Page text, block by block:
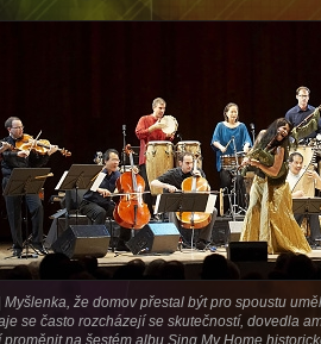
Myšlenka, že domov přestal být pro spoustu
se často rozcházejí se skutečností, dovedla
proměnit na šestém albu Sing My Home